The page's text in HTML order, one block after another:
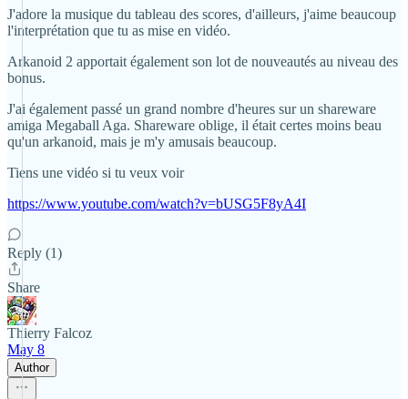
J'adore la musique du tableau des scores, d'ailleurs, j'aime beaucoup
l'interprétation que tu as mise en vidéo.
Arkanoid 2 apportait également son lot de nouveautés au niveau des
bonus.
J'ai également passé un grand nombre d'heures sur un shareware
amiga Megaball Aga. Shareware oblige, il était certes moins beau
qu'un arkanoid, mais je m'y amusais beaucoup.
Tiens une vidéo si tu veux voir
https://www.youtube.com/watch?v=bUSG5F8yA4I
Reply (1)
Share
Thierry Falcoz
May 8
Author